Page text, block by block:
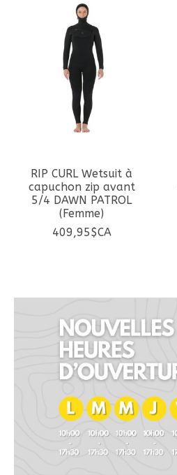
RIP CURL Wetsuit à
capuchon zip avant
5/4 DAWN PATROL
(Femme)
409,95$CA